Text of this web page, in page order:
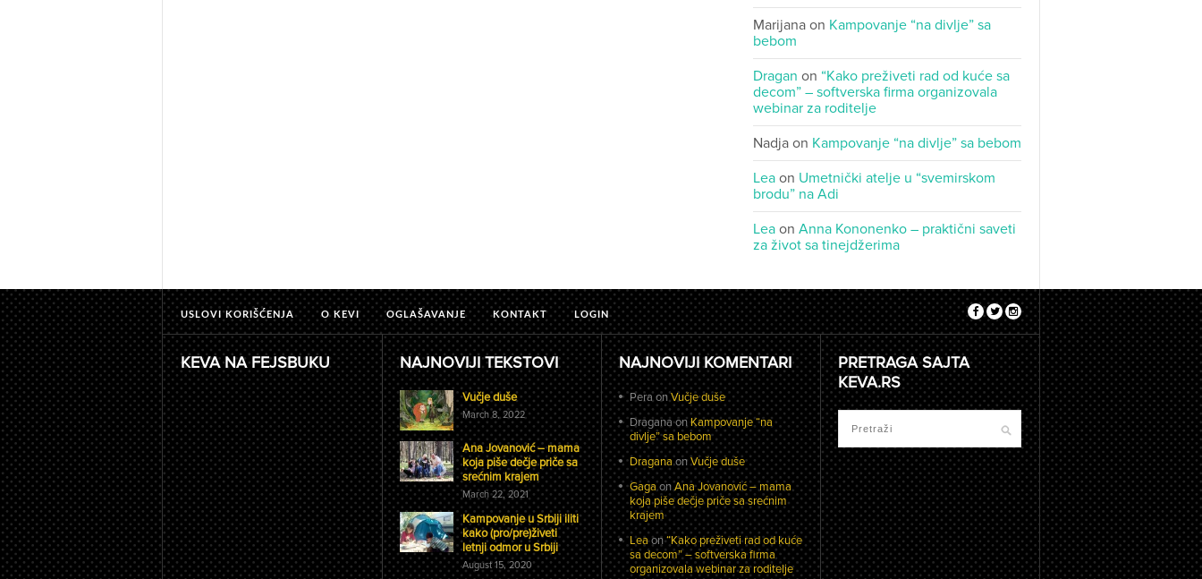
Marijana on Kampovanje “na divlje” sa
bebom
Dragan on “Kako preživeti rad od kuće sa
decom” – softverska firma organizovala
webinar za roditelje
Nadja on Kampovanje “na divlje” sa bebom
Lea on Umetnički atelje u “svemirskom
brodu” na Adi
Lea on Anna Kononenko – praktični saveti
za život sa tinejdžerima
USLOVI KORIŠĆENJA O KEVI OGLAŠAVANJE KONTAKT LOGIN
KEVA NA FEJSBUKU NAJNOVIJI TEKSTOVI
Vučje duše
March 8, 2022
Ana Jovanović – mama
koja piše dečje priče sa
srećnim krajem
March 22, 2021
Kampovanje u Srbiji iliti
kako (pro/pre)živeti
letnji odmor u Srbiji
August 15, 2020
NAJNOVIJI KOMENTARI
PeraonVučje duše
DraganaonKampovanje “na
divlje” sa bebom
DraganaonVučje duše
GagaonAna Jovanović – mama
koja piše dečje priče sa srećnim
krajem
Leaon“Kako preživeti rad od kuće
sa decom” – softverska firma
organizovala webinar za roditelje
PRETRAGA SAJTA
KEVA.RS